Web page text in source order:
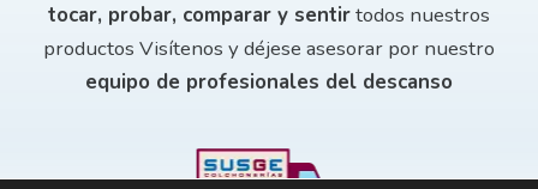
tocar, probar, comparar y sentirtodos nuestros
productos Visítenos y déjese asesorar por nuestro
equipo de profesionales del descanso